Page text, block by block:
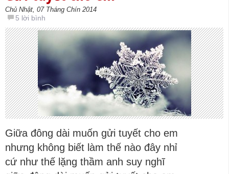
Chủ Nhật, 07 Tháng Chín 2014
5 lời bình
Giữa đông dài muốn gửi tuyết cho em
nhưng không biết làm thế nào đây nhỉ
cứ như thế lặng thầm anh suy nghĩ